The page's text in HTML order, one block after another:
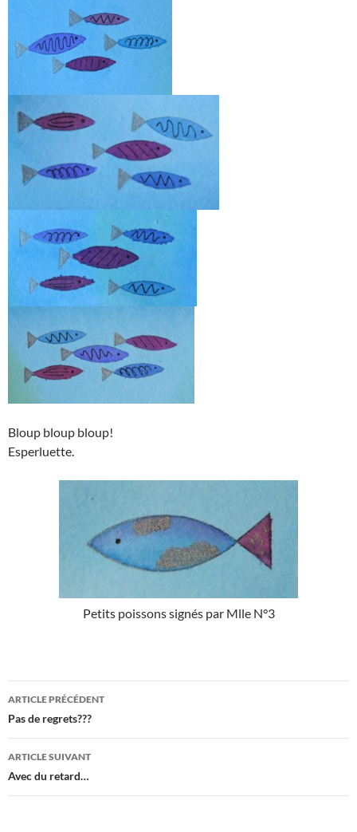
Bloup bloup bloup!
Esperluette.
Petits poissons signés par Mlle N°3
Navigation
des
articles
ARTICLE PRÉCÉDENT
Pas de regrets???
ARTICLE SUIVANT
Avec du retard…